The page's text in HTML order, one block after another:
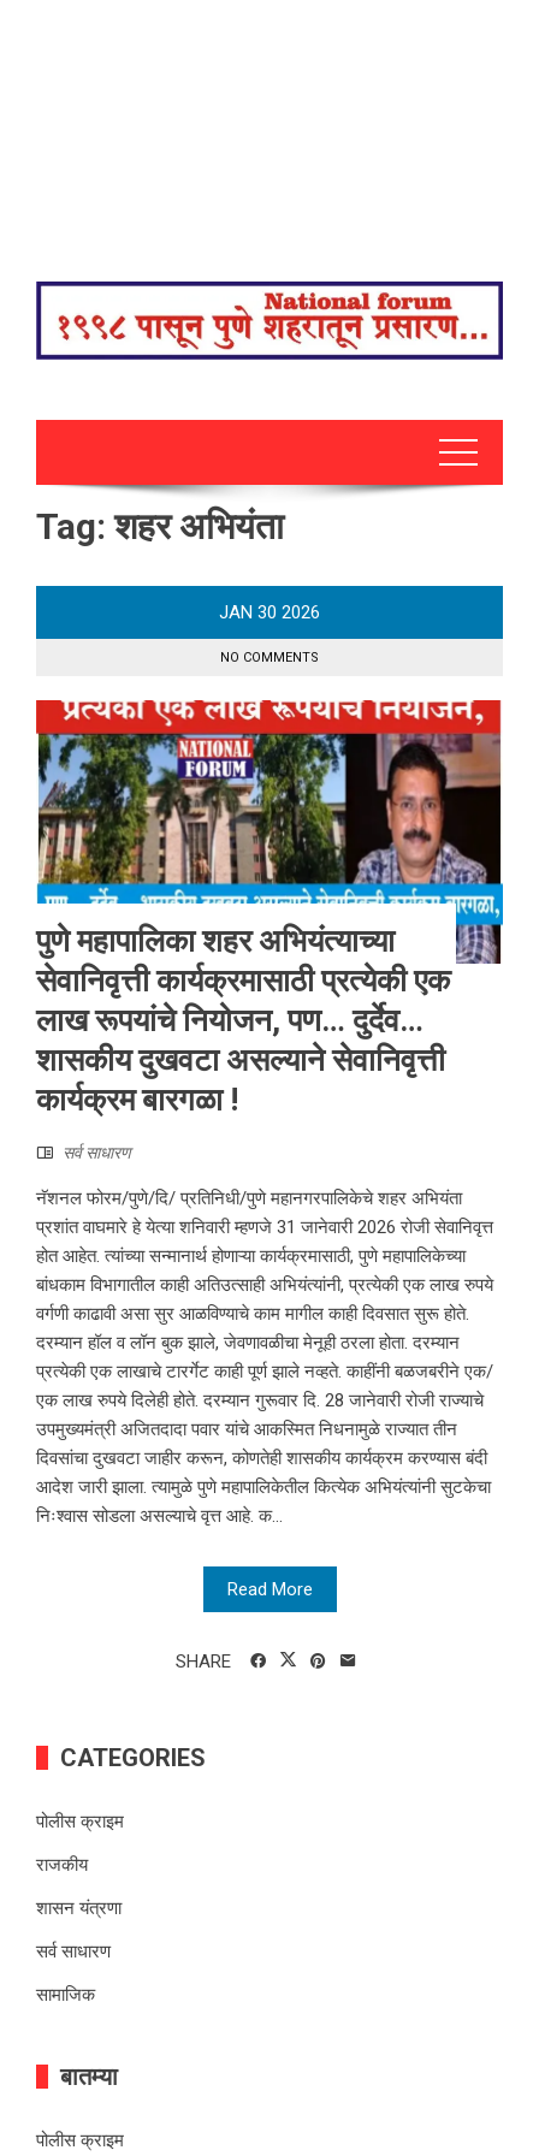
Tag:शहर अभियंता
JAN 30 2026
NO COMMENTS
पुणे महापालिका शहर अभियंत्याच्या
सेवानिवृत्ती कार्यक्रमासाठी प्रत्येकी एक
लाख रूपयांचे नियोजन, पण… दुर्देव…
शासकीय दुखवटा असल्याने सेवानिवृत्ती
कार्यक्रम बारगळा !
सर्व साधारण
नॅशनल फोरम/पुणे/दि/ प्रतिनिधी/पुणे महानगरपालिकेचे शहर अभियंता
प्रशांत वाघमारे हे येत्या शनिवारी म्हणजे 31 जानेवारी 2026 रोजी सेवानिवृत्त
होत आहेत. त्यांच्या सन्मानार्थ होणाऱ्या कार्यक्रमासाठी, पुणे महापालिकेच्या
बांधकाम विभागातील काही अतिउत्साही अभियंत्यांनी, प्रत्येकी एक लाख रुपये
वर्गणी काढावी असा सुर आळविण्याचे काम मागील काही दिवसात सुरू होते.
दरम्यान हॉल व लॉन बुक झाले, जेवणावळीचा मेनूही ठरला होता. दरम्यान
प्रत्येकी एक लाखाचे टारर्गेट काही पूर्ण झाले नव्हते. काहींनी बळजबरीने एक/
एक लाख रुपये दिलेही होते. दरम्यान गुरूवार दि. 28 जानेवारी रोजी राज्याचे
उपमुख्यमंत्री अजितदादा पवार यांचे आकस्मित निधनामुळे राज्यात तीन
दिवसांचा दुखवटा जाहीर करून, कोणतेही शासकीय कार्यक्रम करण्यास बंदी
आदेश जारी झाला. त्यामुळे पुणे महापालिकेतील कित्येक अभियंत्यांनी सुटकेचा
निःश्वास सोडला असल्याचे वृत्त आहे. क...
Read More
SHARE
CATEGORIES
पोलीस क्राइम
राजकीय
शासन यंत्रणा
सर्व साधारण
सामाजिक
बातम्या
पोलीस क्राइम